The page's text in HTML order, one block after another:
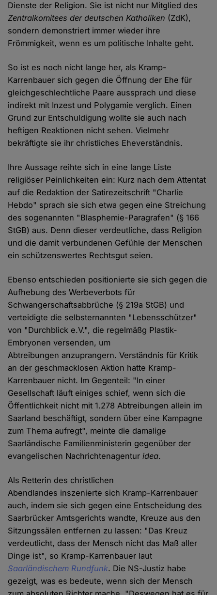
Dienste der Religion. Sie ist nicht nur Mitglied des
Zentralkomitees der deutschen Katholiken (ZdK),
sondern demonstriert immer wieder ihre
Frömmigkeit, wenn es um politische Inhalte geht.
So ist es noch nicht lange her, als Kramp-
Karrenbauer sich gegen die Öffnung der Ehe für
gleichgeschlechtliche Paare aussprach und diese
indirekt mit Inzest und Polygamie verglich. Einen
Grund zur Entschuldigung wollte sie auch nach
heftigen Reaktionen nicht sehen. Vielmehr
bekräftigte sie ihr christliches Eheverständnis.
Ihre Aussage reihte sich in eine lange Liste
religiöser Peinlichkeiten ein: Kurz nach dem Attentat
auf die Redaktion der Satirezeitschrift "Charlie
Hebdo" sprach sie sich etwa gegen eine Streichung
des sogenannten "Blasphemie-Paragrafen" (§ 166
StGB) aus. Denn dieser verdeutliche, dass Religion
und die damit verbundenen Gefühle der Menschen
ein schützenswertes Rechtsgut seien.
Ebenso entschieden positionierte sie sich gegen die
Aufhebung des Werbeverbots für
Schwangerschaftsabbrüche (§ 219a StGB) und
verteidigte die selbsternannten "Lebensschützer"
von "Durchblick e.V.", die regelmäßg Plastik-
Embryonen versenden, um
Abtreibungen anzuprangern. Verständnis für Kritik
an der geschmacklosen Aktion hatte Kramp-
Karrenbauer nicht. Im Gegenteil: "In einer
Gesellschaft läuft einiges schief, wenn sich die
Öffentlichkeit nicht mit 1.278 Abtreibungen allein im
Saarland beschäftigt, sondern über eine Kampagne
zum Thema aufregt", meinte die damalige
Saarländische Familienministerin gegenüber der
evangelischen Nachrichtenagenturidea.
Als Retterin des christlichen
Abendlandes inszenierte sich Kramp-Karrenbauer
auch, indem sie sich gegen eine Entscheidung des
Saarbrücker Amtsgerichts wandte, Kreuze aus den
Sitzungssälen entfernen zu lassen: "Das Kreuz
verdeutlicht, dass der Mensch nicht das Maß aller
Dinge ist", so Kramp-Karrenbauer laut
Saarländischem Rundfunk. Die NS-Justiz habe
gezeigt, was es bedeute, wenn sich der Mensch